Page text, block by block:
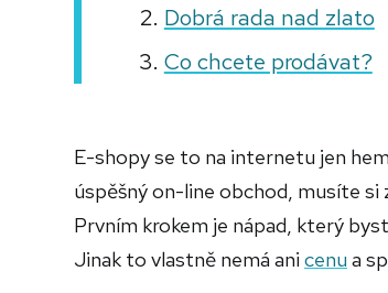
Dobrá rada nad zlato
Co chcete prodávat?
E-shopy se to na internetu jen
úspěšný on-line obchod, musíte
Prvním krokem je nápad, který
Jinak to vlastně nemá ani cenu a